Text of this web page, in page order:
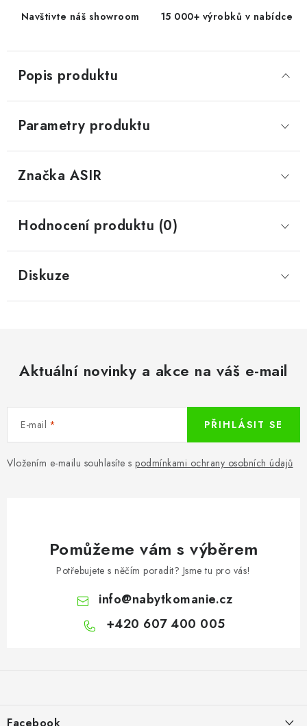
Navštivte náš showroom 15 000+ výrobků v nabídce
Popis produktu
Parametry produktu
Značka ASIR
Hodnocení produktu (0)
Diskuze
Aktuální novinky a akce na váš e-mail
E-mail
Vložením e-mailu souhlasíte s podmínkami ochrany osobních údajů
PŘIHLÁSIT SE
Pomůžeme vám s výběrem
Potřebujete s něčím poradit? Jsme tu pro vás!
info@nabytkomanie.cz
+420 607 400 005
aFacebook